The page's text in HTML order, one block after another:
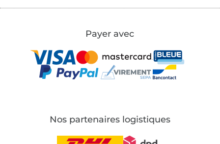
Payer avec
Nos partenaires logistiques